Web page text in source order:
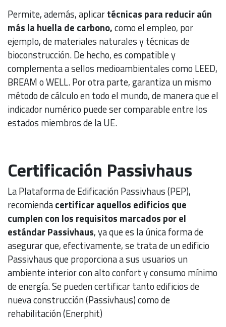
Permite, además, aplicartécnicas para reducir aún
más la huella de carbono,como el empleo, por
ejemplo, de materiales naturales y técnicas de
bioconstrucción. De hecho, es compatible y
complementa a sellos medioambientales como LEED,
BREAM o WELL. Por otra parte, garantiza un mismo
método de cálculo en todo el mundo, de manera que el
indicador numérico puede ser comparable entre los
estados miembros de la UE.
Certificación Passivhaus
La Plataforma de Edificación Passivhaus (PEP),
recomiendacertificar aquellos edificios que
cumplen con los requisitos marcados por el
estándar Passivhaus, ya que es la única forma de
asegurar que, efectivamente, se trata de un edificio
Passivhaus que proporciona a sus usuarios un
ambiente interior con alto confort y consumo mínimo
de energía. Se pueden certificar tanto edificios de
nueva construcción (Passivhaus) como de
rehabilitación (Enerphit)